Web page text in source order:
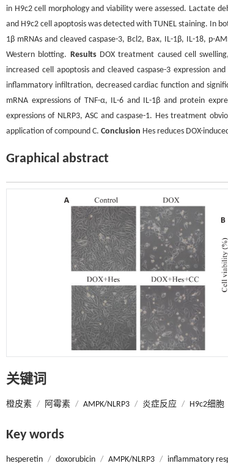
in H9c2 cell morphology and viability were assessed. Lactate
and H9c2 cell apoptosis was detected with TUNEL staining. In
1β mRNAs and cleaved caspase-3, Bcl2, Bax, IL-1β, IL-18, p-
Western blotting. ResultsDOX treatment caused cell
increased cell apoptosis and cleaved caspase-3 expression
inflammatory infiltration, decreased cardiac function and
mRNA expressions of TNF-α, IL-6 and IL-1β and protein
expressions of NLRP3, ASC and caspase-1. Hes treatment
application of compound C. Conclusion Hes reduces DOX-
Graphical abstract
关键词
橙皮素 / 阿霉素 / AMPK/NLRP3 / 炎症反应 / H9c2细胞
Key words
hesperetin / doxorubicin / AMPK/NLRP3 / inflammatory